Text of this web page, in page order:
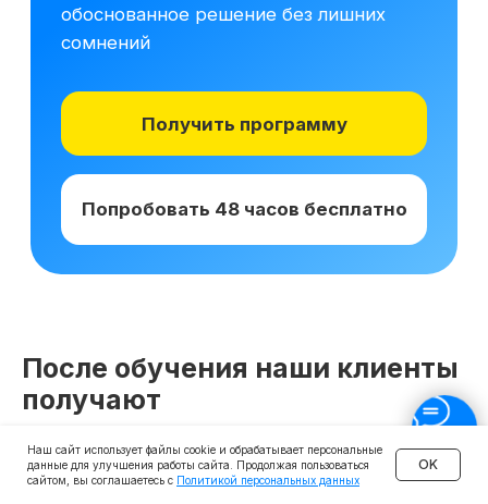
После обучения наши клиенты
получают
Наш сайт использует файлы cookie и обрабатывает персональные
данные для улучшения работы сайта. Продолжая пользоваться
сайтом, вы соглашаетесь с Политикой персональных данных
OK